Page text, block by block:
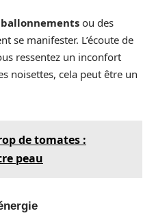
ballonnements ou des
se manifester. L’écoute de
ressentez un inconfort
noisettes, cela peut être un
de tomates :
peau